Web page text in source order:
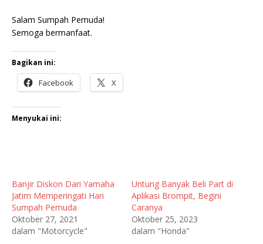
Salam Sumpah Pemuda!
Semoga bermanfaat.
Bagikan ini:
Facebook X
Menyukai ini:
Banjir Diskon Dari Yamaha
Jatim Memperingati Hari
Sumpah Pemuda
Oktober 27, 2021
dalam "Motorcycle"
Untung Banyak Beli Part di
Aplikasi Brompit, Begini
Caranya
Oktober 25, 2023
dalam "Honda"